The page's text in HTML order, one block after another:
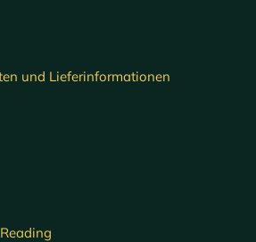
und Lieferinformationen